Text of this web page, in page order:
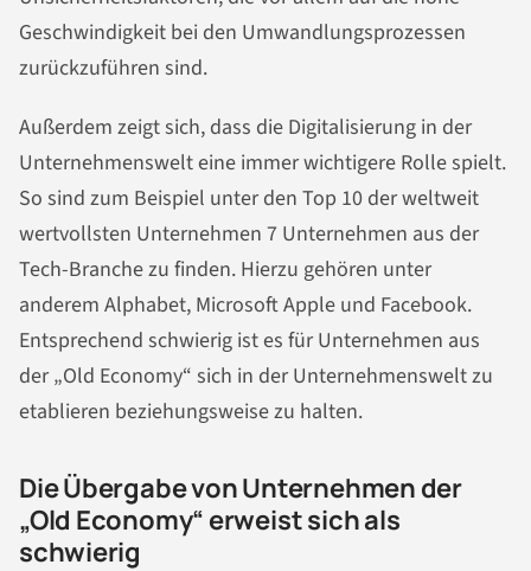
Geschwindigkeit bei den Umwandlungsprozessen
zurückzuführen sind.
Außerdem zeigt sich, dass die Digitalisierung in der
Unternehmenswelt eine immer wichtigere Rolle spielt.
So sind zum Beispiel unter den Top 10 der weltweit
wertvollsten Unternehmen 7 Unternehmen aus der
Tech-Branche zu finden. Hierzu gehören unter
anderem Alphabet, Microsoft Apple und Facebook.
Entsprechend schwierig ist es für Unternehmen aus
der „Old Economy“ sich in der Unternehmenswelt zu
etablieren beziehungsweise zu halten.
Die Übergabe von Unternehmen der
„Old Economy“ erweist sich als
schwierig